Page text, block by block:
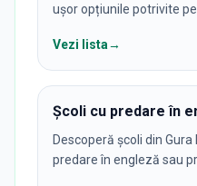
ușor opțiunile potrivite
Vezi lista→
Școli cu predare în
Descoperă școli din
predare în engleză sau